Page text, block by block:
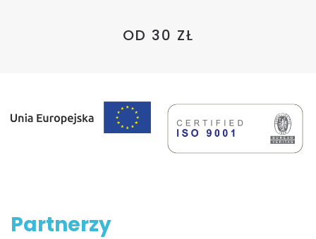
OD 30 ZŁ
Partnerzy